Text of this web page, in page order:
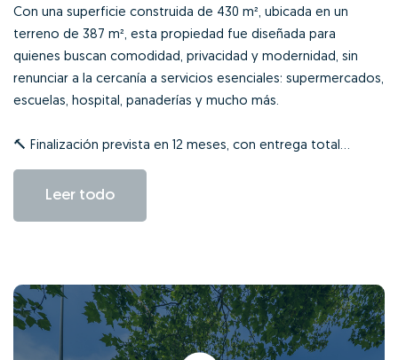
Con una superficie construida de 430 m², ubicada en un
terreno de 387 m², esta propiedad fue diseñada para
quienes buscan comodidad, privacidad y modernidad, sin
renunciar a la cercanía a servicios esenciales: supermercados,
escuelas, hospital, panaderías y mucho más.
🔨 Finalización prevista en 12 meses, con entrega total...
Leer todo